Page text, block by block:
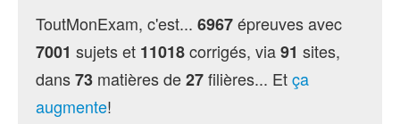
ToutMonExam, c'est... 6967épreuves avec
7001 sujets et 11018corrigés, via91 sites,
dans73 matières de27filières... Etça
augmente!